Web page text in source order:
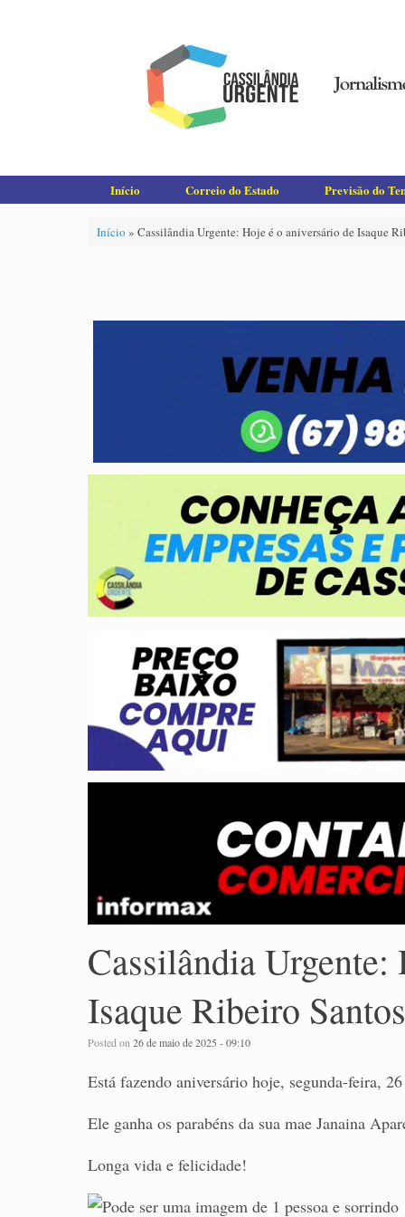
Início Correio do Estado Previsão do
Início » Cassilândia Urgente: Hoje é o aniversário de Isaque
Cassilândia
Isaque Ribeiro Santos
Posted on26 de maio de 2025 - 09:10
Está fazendo aniversário hoje, segunda-feira,
Ele ganha os parabéns da sua mae Janaina
Longa vida e felicidade!